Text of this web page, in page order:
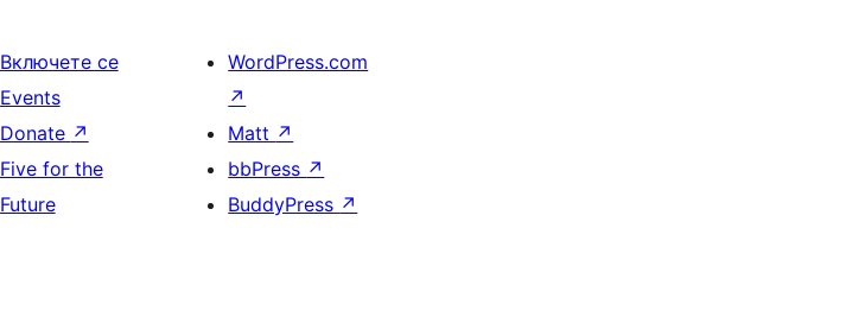
Включете се
Events
Donate ↗
Five for the
Future
WordPress.com
↗
Matt ↗
bbPress ↗
BuddyPress ↗